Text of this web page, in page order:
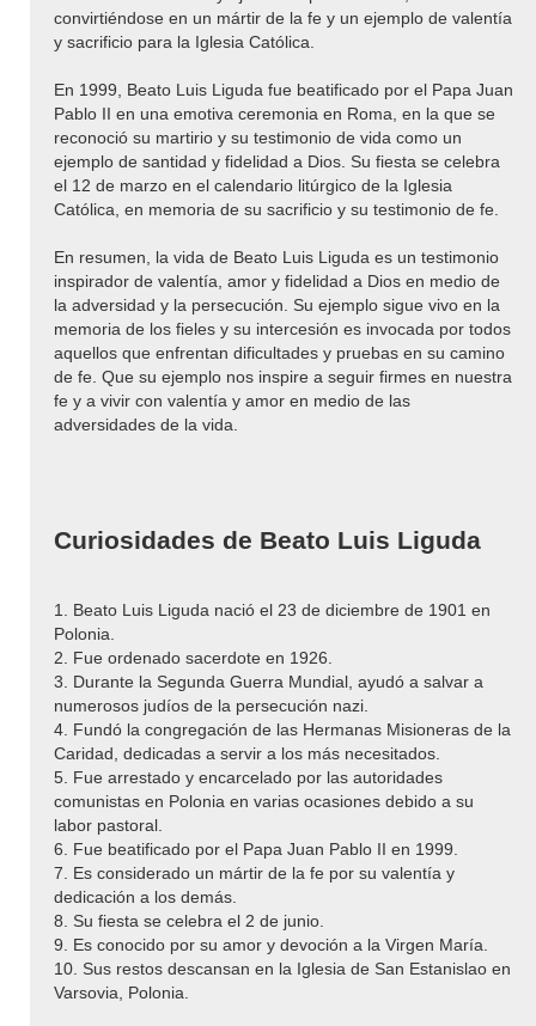
convirtiéndose en un mártir de la fe y un ejemplo de valentía
y sacrificio para la Iglesia Católica.
En 1999, Beato Luis Liguda fue beatificado por el Papa Juan
Pablo II en una emotiva ceremonia en Roma, en la que se
reconoció su martirio y su testimonio de vida como un
ejemplo de santidad y fidelidad a Dios. Su fiesta se celebra
el 12 de marzo en el calendario litúrgico de la Iglesia
Católica, en memoria de su sacrificio y su testimonio de fe.
En resumen, la vida de Beato Luis Liguda es un testimonio
inspirador de valentía, amor y fidelidad a Dios en medio de
la adversidad y la persecución. Su ejemplo sigue vivo en la
memoria de los fieles y su intercesión es invocada por todos
aquellos que enfrentan dificultades y pruebas en su camino
de fe. Que su ejemplo nos inspire a seguir firmes en nuestra
fe y a vivir con valentía y amor en medio de las
adversidades de la vida.
Curiosidades de Beato Luis Liguda
1. Beato Luis Liguda nació el 23 de diciembre de 1901 en
Polonia.
2. Fue ordenado sacerdote en 1926.
3. Durante la Segunda Guerra Mundial, ayudó a salvar a
numerosos judíos de la persecución nazi.
4. Fundó la congregación de las Hermanas Misioneras de la
Caridad, dedicadas a servir a los más necesitados.
5. Fue arrestado y encarcelado por las autoridades
comunistas en Polonia en varias ocasiones debido a su
labor pastoral.
6. Fue beatificado por el Papa Juan Pablo II en 1999.
7. Es considerado un mártir de la fe por su valentía y
dedicación a los demás.
8. Su fiesta se celebra el 2 de junio.
9. Es conocido por su amor y devoción a la Virgen María.
10. Sus restos descansan en la Iglesia de San Estanislao en
Varsovia, Polonia.